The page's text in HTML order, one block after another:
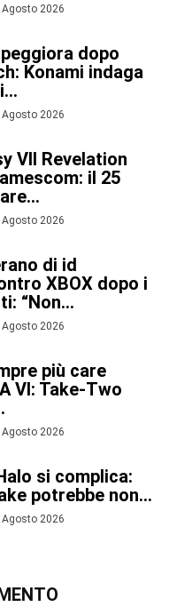
Agosto 2026
dopo
Konami indaga
Agosto 2026
VII Revelation
il 25
Agosto 2026
di id
XBOX dopo i
“Non...
Agosto 2026
più care
VI: Take-Two
Agosto 2026
si complica:
potrebbe non...
Agosto 2026